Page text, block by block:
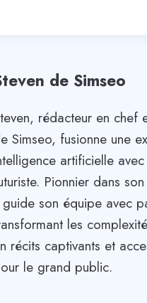
de Simseo
rédacteur en chef
Simseo, fusionne une
artificielle
Pionnier dans
son équipe avec
les
récits captivants et
le grand public.